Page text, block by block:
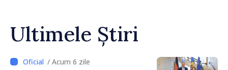
Ultimele Știri
/ Acum 6 zile